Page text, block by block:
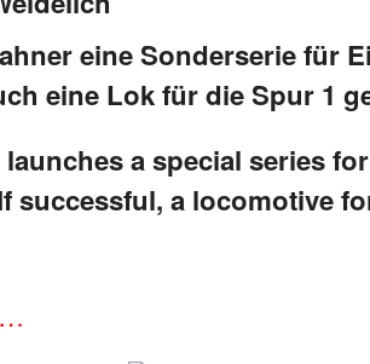
eine Sonderserie für
eine Lok für die Spur 1
launches a special series
successful, a locomotive